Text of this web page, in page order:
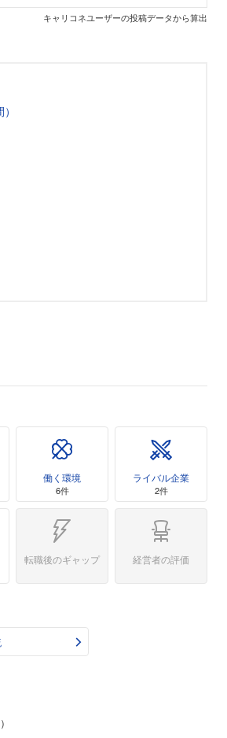
キャリコネユーザーの投稿データから算出
働く環境
6件
ライバル企業
2件
転職後のギャップ 経営者の評価